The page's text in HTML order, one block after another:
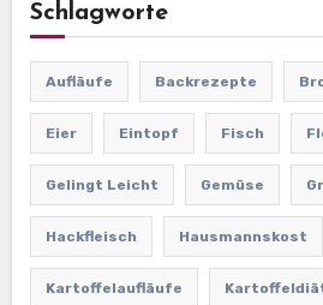
Schlagworte
Aufläufe Backrezepte
Eier Eintopf Fisch
Gelingt Leicht Gemüse
Hackfleisch Hausmannskost
Kartoffelaufläufe